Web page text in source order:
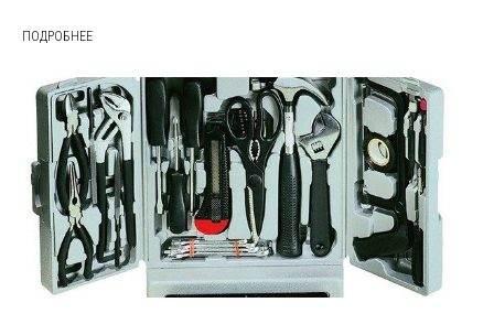
ПОДРОБНЕЕ